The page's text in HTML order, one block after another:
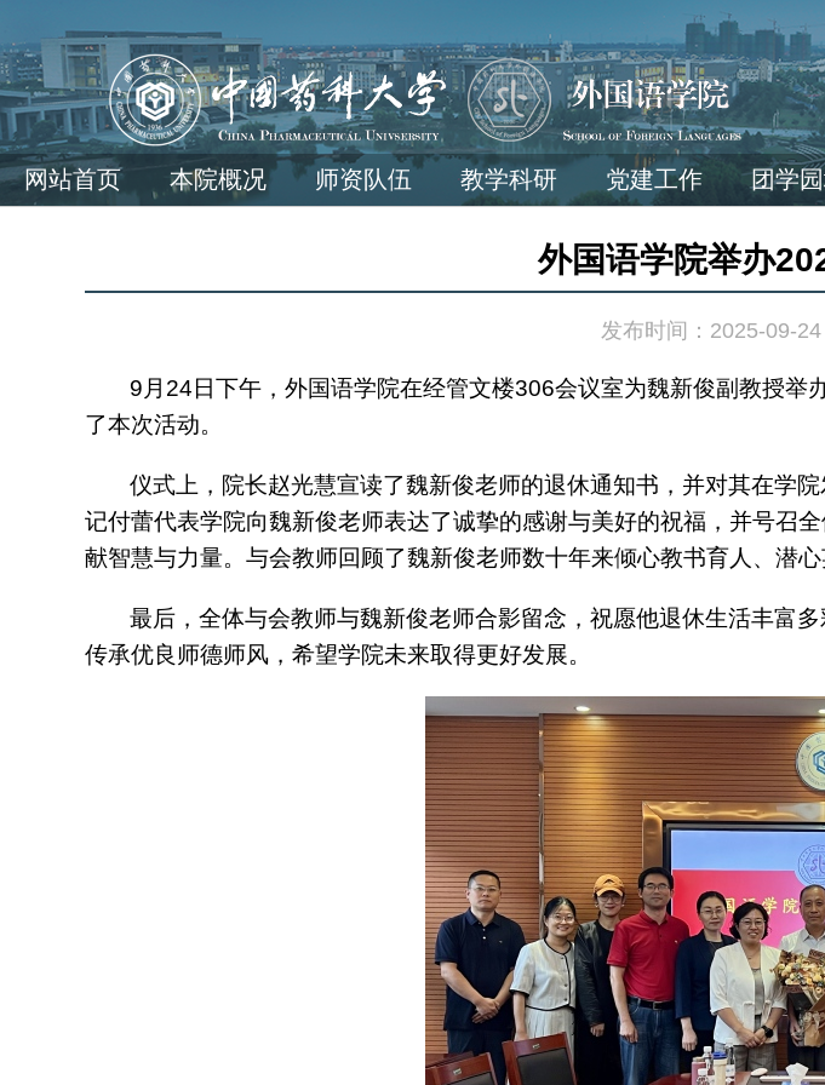
网站首页 本院概况 师资队伍 教学科研 党建工作 团学
外国语学院举办
发布时间：2025-09-24
9月 24 日下午，外国语学院在经管文楼306会议室为魏新俊副教授举
了本次活动。
仪式上，院长赵光慧宣读了魏新俊老师的退休通知书，并对其在学
记付蕾代表学院向魏新俊老师表达了诚挚的感谢与美好的祝福，并号召
献智慧与力量。与会教师回顾了魏新俊老师数十年来倾心教书育人、潜
最后，全体与会教师与魏新俊老师合影留念，祝愿他退休生活丰富
传承优良师德师风，希望学院未来取得更好发展。